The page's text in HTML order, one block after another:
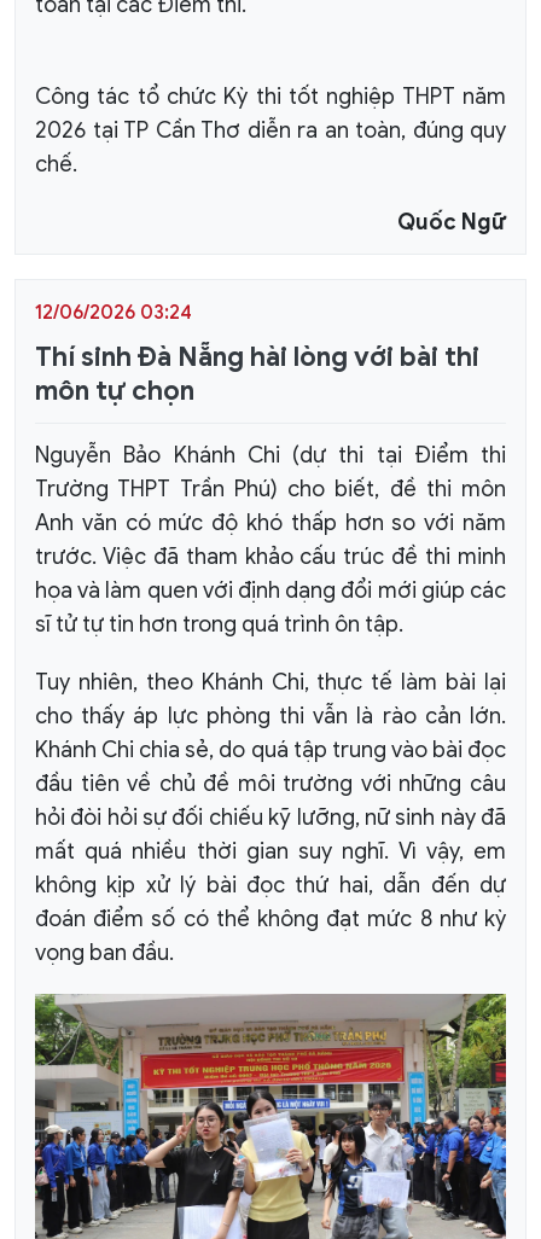
Công tác tổ chức Kỳ thi tốt nghiệp THPT năm
2026 tại TP Cần Thơ diễn ra an toàn, đúng quy
chế.
Quốc Ngữ
12/06/2026 03:24
Thí sinh Đà Nẵng hài lòng với bài thi
môn tự chọn
Nguyễn Bảo Khánh Chi (dự thi tại Điểm thi
Trường THPT Trần Phú) cho biết, đề thi môn
Anh văn có mức độ khó thấp hơn so với năm
trước. Việc đã tham khảo cấu trúc đề thi minh
họa và làm quen với định dạng đổi mới giúp các
sĩ tử tự tin hơn trong quá trình ôn tập.
Tuy nhiên, theo Khánh Chi, thực tế làm bài lại
cho thấy áp lực phòng thi vẫn là rào cản lớn.
Khánh Chi chia sẻ, do quá tập trung vào bài đọc
đầu tiên về chủ đề môi trường với những câu
hỏi đòi hỏi sự đối chiếu kỹ lưỡng, nữ sinh này đã
mất quá nhiều thời gian suy nghĩ. Vì vậy, em
không kịp xử lý bài đọc thứ hai, dẫn đến dự
đoán điểm số có thể không đạt mức 8 như kỳ
vọng ban đầu.